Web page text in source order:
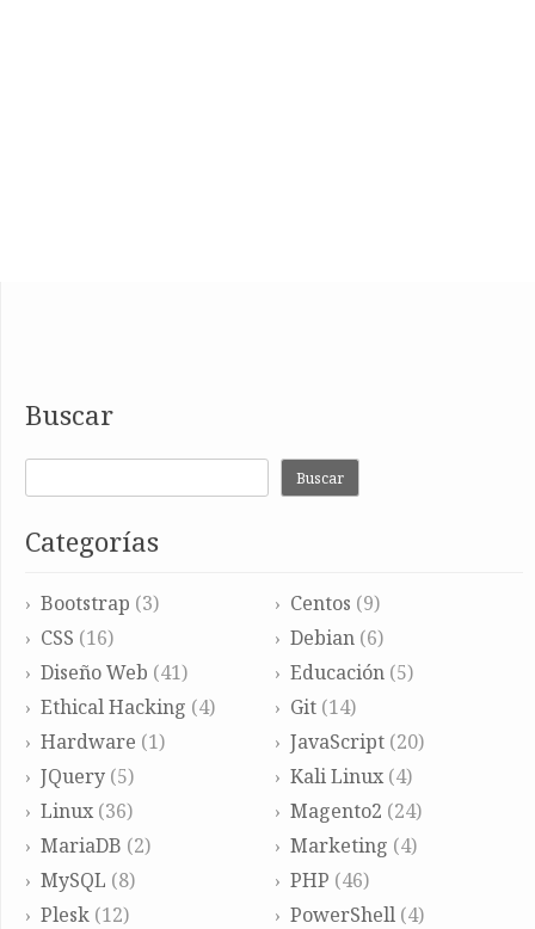
Buscar
Buscar
Categorías
Bootstrap (3) Centos (9)
CSS (16) Debian(6)
Diseño Web (41) Educación(5)
Ethical Hacking (4) Git(14)
Hardware (1) JavaScript(20)
JQuery (5) Kali Linux(4)
Linux (36) Magento2 (24)
MariaDB (2) Marketing (4)
MySQL (8) PHP (46)
Plesk (12) PowerShell(4)